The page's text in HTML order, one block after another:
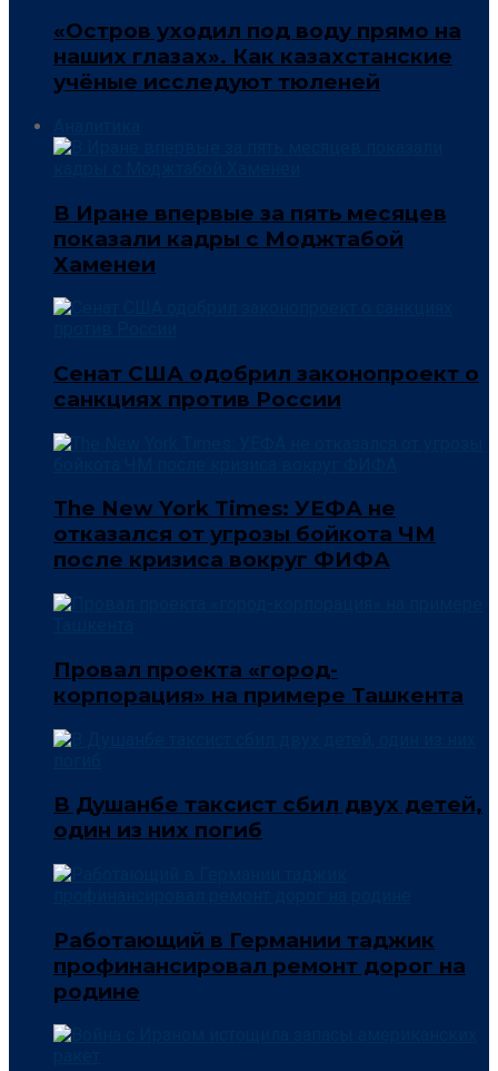
«Остров уходил под воду прямо на
наших глазах». Как казахстанские
учёные исследуют тюленей
В Иране впервые за пять месяцев
показали кадры с Моджтабой
Хаменеи
Сенат США одобрил законопроект о
санкциях против России
The New York Times: УЕФА не
отказался от угрозы бойкота ЧМ
после кризиса вокруг ФИФА
Провал проекта «город-
корпорация» на примере Ташкента
В Душанбе таксист сбил двух детей,
один из них погиб
Работающий в Германии таджик
профинансировал ремонт дорог на
родине